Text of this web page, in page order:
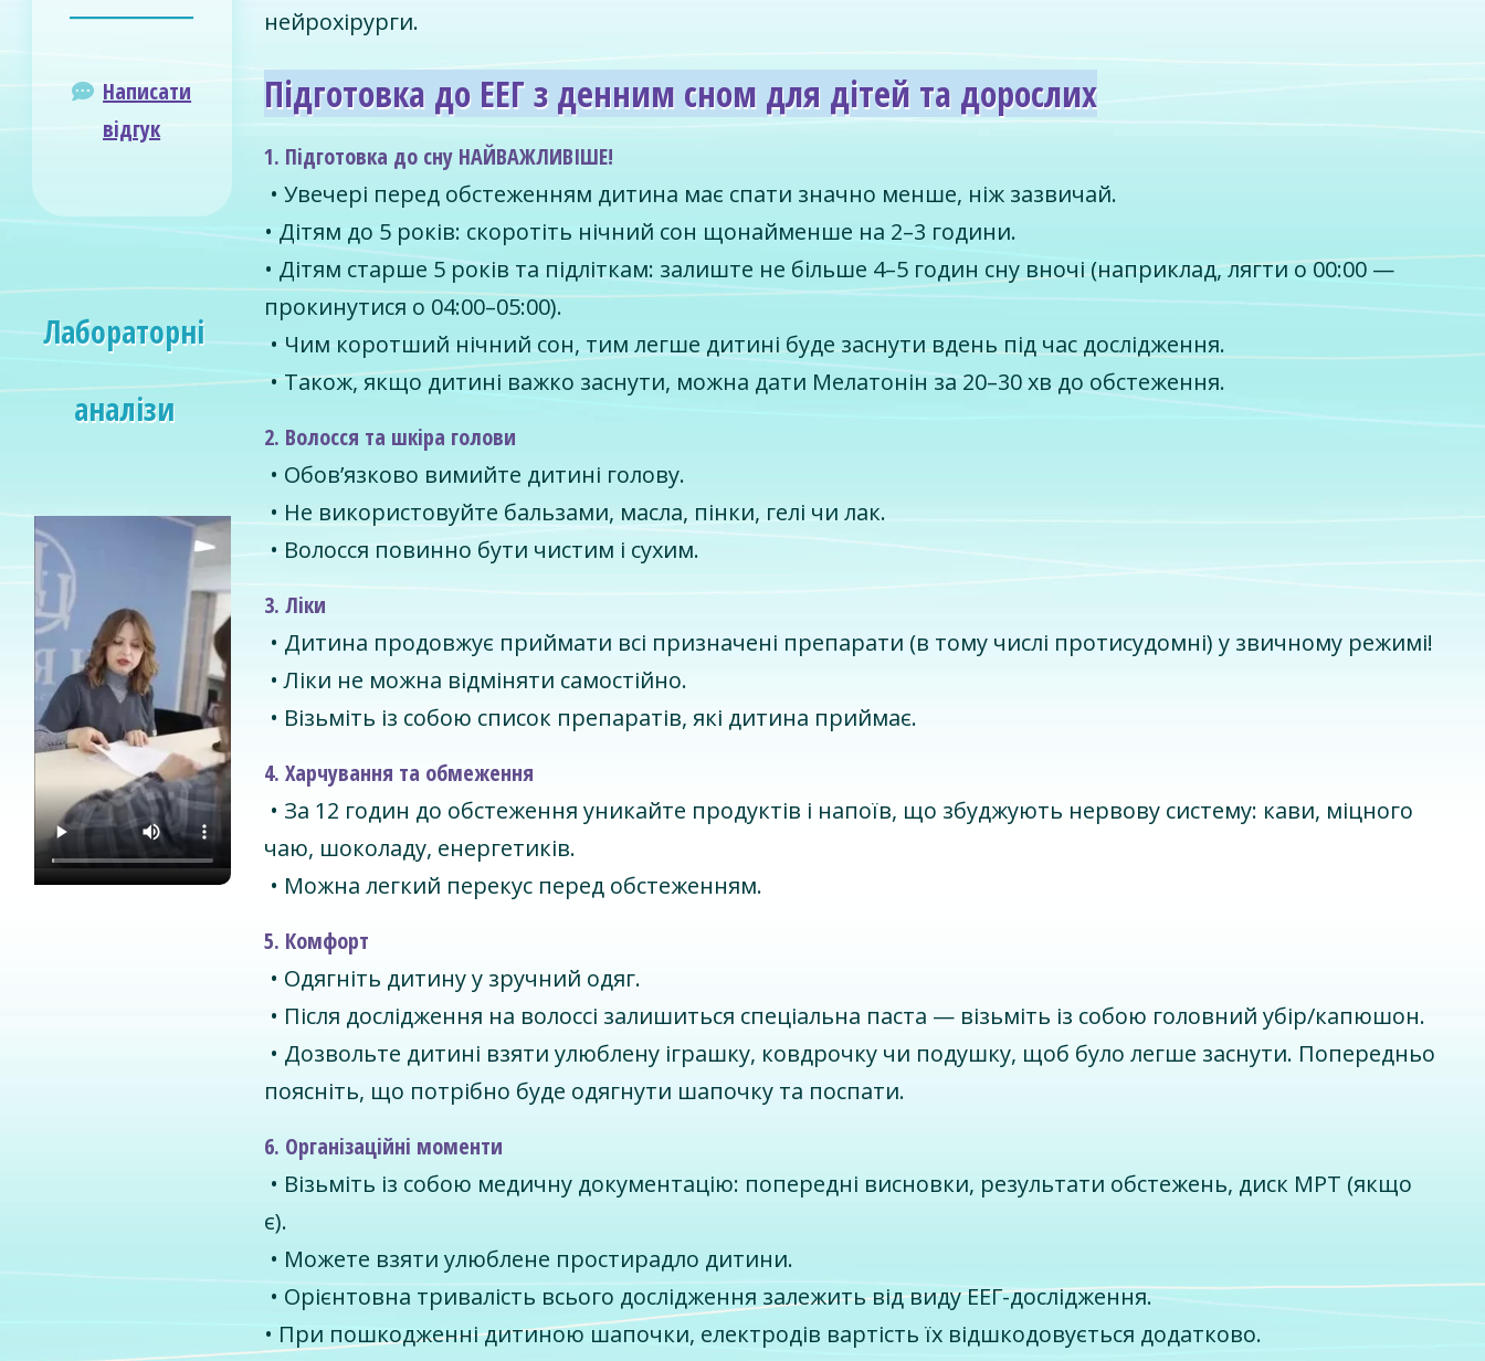
Написати
відгук
Лабораторні
аналізи
нейрохірурги.
Підготовка до ЕЕГ з денним сном для дітей та дорослих
1. Підготовка до сну НАЙВАЖЛИВІШЕ!
• Увечері перед обстеженням дитина має спати значно менше, ніж зазвичай.
• Дітям до 5 років: скоротіть нічний сон щонайменше на 2–3 години.
• Дітям старше 5 років та підліткам: залиште не більше 4–5 годин сну вночі (наприклад, лягти о 00:00 —
прокинутися о 04:00–05:00).
• Чим коротший нічний сон, тим легше дитині буде заснути вдень під час дослідження.
• Також, якщо дитині важко заснути, можна дати Мелатонін за 20–30 хв до обстеження.
2. Волосся та шкіра голови
• Обов’язково вимийте дитині голову.
• Не використовуйте бальзами, масла, пінки, гелі чи лак.
• Волосся повинно бути чистим і сухим.
3. Ліки
• Дитина продовжує приймати всі призначені препарати (в тому числі протисудомні) у звичному режимі!
• Ліки не можна відміняти самостійно.
• Візьміть із собою список препаратів, які дитина приймає.
4. Харчування та обмеження
• За 12 годин до обстеження уникайте продуктів і напоїв, що збуджують нервову систему: кави, міцного
чаю, шоколаду, енергетиків.
• Можна легкий перекус перед обстеженням.
5. Комфорт
• Одягніть дитину у зручний одяг.
• Після дослідження на волоссі залишиться спеціальна паста — візьміть із собою головний убір/капюшон.
• Дозвольте дитині взяти улюблену іграшку, ковдрочку чи подушку, щоб було легше заснути. Попередньо
поясніть, що потрібно буде одягнути шапочку та поспати.
6. Організаційні моменти
• Візьміть із собою медичну документацію: попередні висновки, результати обстежень, диск МРТ (якщо
є).
• Можете взяти улюблене простирадло дитини.
• Орієнтовна тривалість всього дослідження залежить від виду ЕЕГ-дослідження.
• При пошкодженні дитиною шапочки, електродів вартість їх відшкодовується додатково.